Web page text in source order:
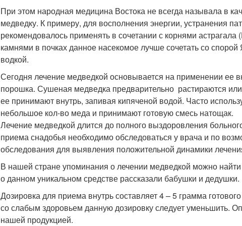
При этом народная медицина Востока не всегда называла в
медведку. К примеру, для восполнения энергии, устранения
рекомендовалось применять в сочетании с корнями
камнями в почках данное насекомое лучше сочетать со
водкой.
Сегодня лечение медведкой основывается на применении ее
порошка. Сушеная медведка предварительно растираются или
ее принимают внутрь, запивая кипяченой водой. Часто
небольшое кол-во меда и принимают готовую смесь натощак.
Лечение медведкой длится до полного выздоровления
приема снадобья необходимо обследоваться у врача и по
обследования для выявления положительной динамики
В нашей стране упоминания о лечении медведкой можно
о данном уникальном средстве рассказали бабушки и дедушки.
Дозировка для приема внутрь составляет 4 – 5 грамма
со слабым здоровьем данную дозировку следует уменьшить.
нашей продукцией.